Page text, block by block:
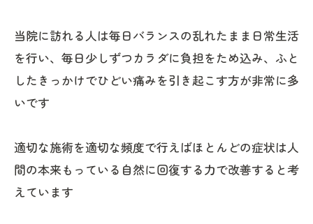
当院に訪れる人は毎日バランスの乱れたまま日常生活
を行い、毎日少しずつカラダに負担をため込み、ふと
したきっかけでひどい痛みを引き起こす方が非常に多
いです
適切な施術を適切な頻度で行えばほとんどの症状は人
間の本来もっている自然に回復する力で改善すると考
えています